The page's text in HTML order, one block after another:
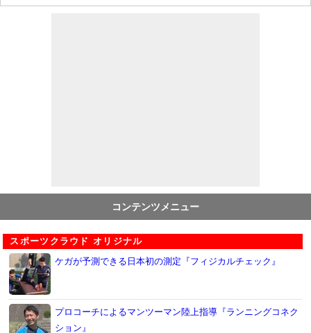
コンテンツメニュー
スポーツクラウド オリジナル
ケガが予測できる日本初の測定『フィジカルチェック』
プロコーチによるマンツーマン陸上指導『ランニングコネク
ション』